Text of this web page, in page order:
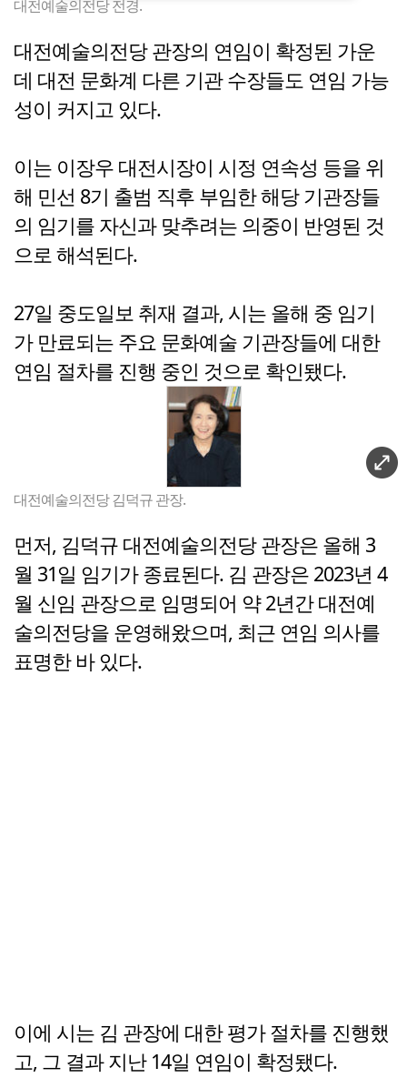
대전예술의전당 전경.
대전예술의전당 관장의 연임이 확정된 가운
데 대전 문화계 다른 기관 수장들도 연임 가능
성이 커지고 있다.
이는 이장우 대전시장이 시정 연속성 등을 위
해 민선 8기 출범 직후 부임한 해당 기관장들
의 임기를 자신과 맞추려는 의중이 반영된 것
으로 해석된다.
27일 중도일보 취재 결과, 시는 올해 중 임기
가 만료되는 주요 문화예술 기관장들에 대한
연임
대전예술의전당 김덕규 관장.
절차를 진행 중인 것으로 확인됐다.
먼저, 김덕규 대전예술의전당 관장은 올해 3
월 31일 임기가 종료된다. 김 관장은 2023년 4
월 신임 관장으로 임명되어 약 2년간 대전예
술의전당을 운영해왔으며, 최근 연임 의사를
표명한 바 있다.
이에 시는 김 관장에 대한 평가 절차를 진행했
고, 그 결과 지난 14일 연임이 확정됐다.